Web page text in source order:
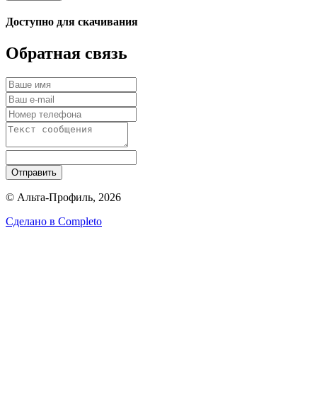
Доступно для скачивания
Обратная связь
Отправить
© Альта-Профиль, 2026
Сделано в Completo